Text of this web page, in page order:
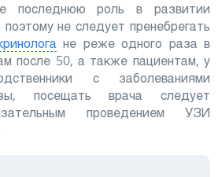
последнюю роль в развитии
не следует пренебрегать
не реже одного раза в
после 50, а также пациентам, у
с заболеваниями
посещать врача следует
проведением УЗИ